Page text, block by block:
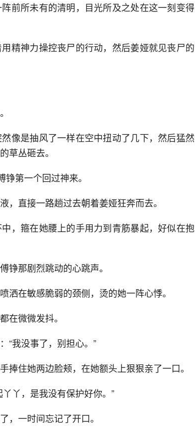
前所未有的清明，目光所及之处在这一刻变得
精神力操控丧尸的行动，然后姜娅就见丧尸的
像是抽风了一样在空中扭动了几下，然后猛然
草丛砸去。
第一个回过神来。
，直接一路趟过去朝着姜娅狂奔而去。
，箍在她腰上的手用力到青筋暴起，好似在抱
铮那剧烈跳动的心跳声。
洒在敏感脆弱的颈侧，烫的她一阵心悸。
在微微发抖。
“我没事了，别担心。”
捧住她两边脸颊，在她额头上狠狠亲了一口。
丫，是我没有保护好你。”
，一时间忘记了开口。